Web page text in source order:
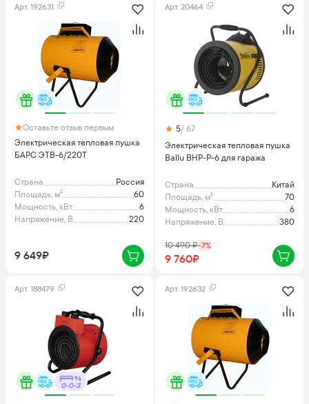
Арт. 192631
Оставьте отзыв первым
Электрическая тепловая пушка
БАРС ЭТВ-6/220Т
Страна
Россия
Площадь, м²
60
Мощность, кВт
6
Напряжение, В
220
9 649₽
Арт. 20464
5/ 67
Электрическая тепловая пушка
Ballu BHP-P-6 для гаража
Страна
Китай
Площадь, м²
70
Мощность, кВт
6
Напряжение, В
380
10 490₽-7%
9 760₽
Арт. 188479
0-0-3
Арт. 192632